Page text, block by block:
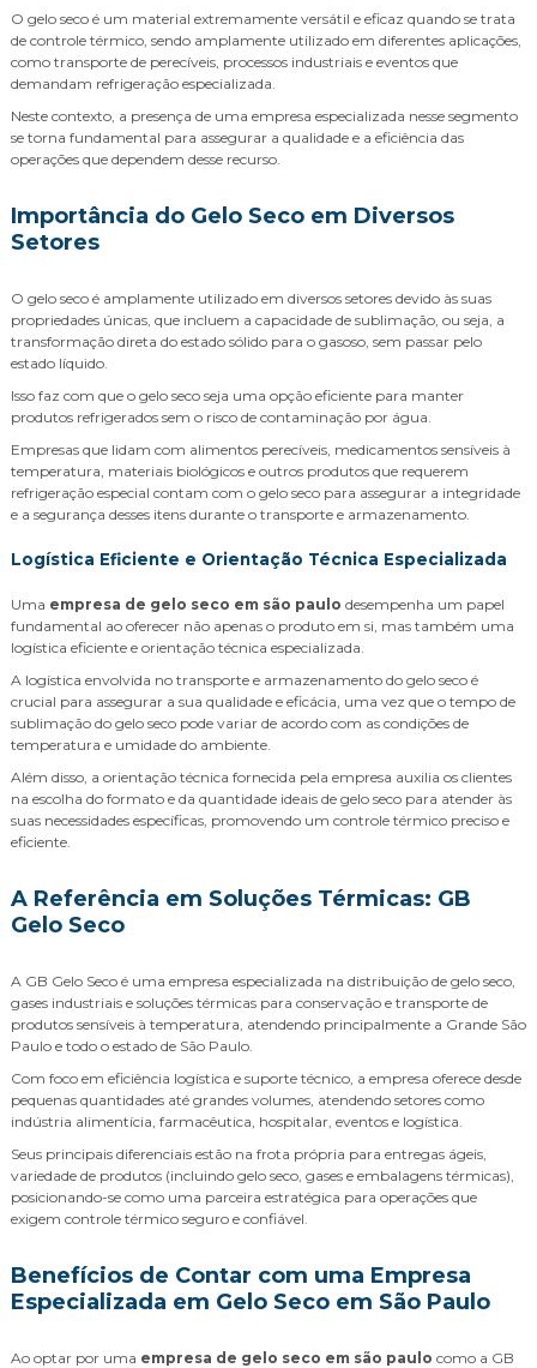
O gelo seco é um material extremamente versátil e eficaz quando se trata
de controle térmico, sendo amplamente utilizado em diferentes aplicações,
como transporte de perecíveis, processos industriais e eventos que
demandam refrigeração especializada.
Neste contexto, a presença de uma empresa especializada nesse segmento
se torna fundamental para assegurar a qualidade e a eficiência das
operações que dependem desse recurso.
Importância do Gelo Seco em Diversos
Setores
O gelo seco é amplamente utilizado em diversos setores devido às suas
propriedades únicas, que incluem a capacidade de sublimação, ou seja, a
transformação direta do estado sólido para o gasoso, sem passar pelo
estado líquido.
Isso faz com que o gelo seco seja uma opção eficiente para manter
produtos refrigerados sem o risco de contaminação por água.
Empresas que lidam com alimentos perecíveis, medicamentos sensíveis à
temperatura, materiais biológicos e outros produtos que requerem
refrigeração especial contam com o gelo seco para assegurar a integridade
e a segurança desses itens durante o transporte e armazenamento.
Logística Eficiente e Orientação Técnica Especializada
Uma empresa de gelo seco em são paulo desempenha um papel
fundamental ao oferecer não apenas o produto em si, mas também uma
logística eficiente e orientação técnica especializada.
A logística envolvida no transporte e armazenamento do gelo seco é
crucial para assegurar a sua qualidade e eficácia, uma vez que o tempo de
sublimação do gelo seco pode variar de acordo com as condições de
temperatura e umidade do ambiente.
Além disso, a orientação técnica fornecida pela empresa auxilia os clientes
na escolha do formato e da quantidade ideais de gelo seco para atender às
suas necessidades específicas, promovendo um controle térmico preciso e
eficiente.
A Referência em Soluções Térmicas: GB
Gelo Seco
A GB Gelo Seco é uma empresa especializada na distribuição de gelo seco,
gases industriais e soluções térmicas para conservação e transporte de
produtos sensíveis à temperatura, atendendo principalmente a Grande São
Paulo e todo o estado de São Paulo.
Com foco em eficiência logística e suporte técnico, a empresa oferece desde
pequenas quantidades até grandes volumes, atendendo setores como
indústria alimentícia, farmacêutica, hospitalar, eventos e logística.
Seus principais diferenciais estão na frota própria para entregas ágeis,
variedade de produtos (incluindo gelo seco, gases e embalagens térmicas),
posicionando-se como uma parceira estratégica para operações que
exigem controle térmico seguro e confiável.
Benefícios de Contar com uma Empresa
Especializada em Gelo Seco em São Paulo
Ao optar por uma empresa de gelo seco em são paulo como a GB